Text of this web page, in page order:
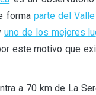
forma parte del
uno de los mejores
este motivo que
a 70 km de La